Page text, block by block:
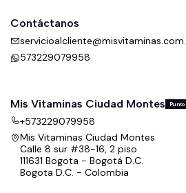
Contáctanos
573229079958
Mis Vitaminas Ciudad Montes
+573229079958
Mis Vitaminas Ciudad Montes
Calle 8 sur #38-16, 2 piso
111631 Bogota - Bogotá D.C.
Bogota D.C. - Colombia